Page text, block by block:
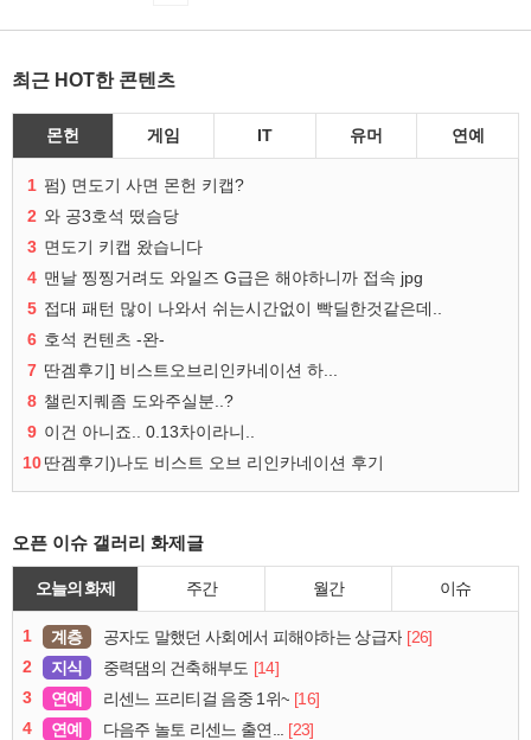
최근 HOT한 콘텐츠
몬헌 게임 IT 유머 연예
1 펌) 면도기 사면 몬헌 키캡?
2 와 공3호석 떴슴당
3 면도기 키캡 왔습니다
4 맨날 찡찡거려도 와일즈 G급은 해야하니까 접속 jpg
5 접대 패턴 많이 나와서 쉬는시간없이 빡딜한것같은데..
6 호석 컨텐츠 -완-
7 딴겜후기] 비스트오브리인카네이션 하...
8 챌린지퀘좀 도와주실분..?
9 이건 아니죠.. 0.13차이라니..
10딴겜후기)나도 비스트 오브 리인카네이션 후기
오픈 이슈 갤러리 화제글
오늘의 화제 주간 월간 이슈
1 계층 공자도 말했던 사회에서 피해야하는 상급자 [26]
2
지식 중력댐의 건축해부도 [14]
3
연예 리센느 프리티걸 음중 1위~ [16]
4
연예 다음주 놀토 리센느 출연...
[23]